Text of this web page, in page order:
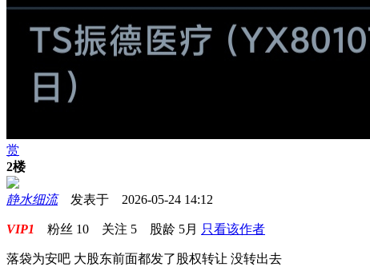
赏
2楼
静水细流发表于 2026-05-24 14:12
VIP1 粉丝 10 关注 5 股龄 5月 只看该作者
落袋为安吧 大股东前面都发了股权转让 没转出去